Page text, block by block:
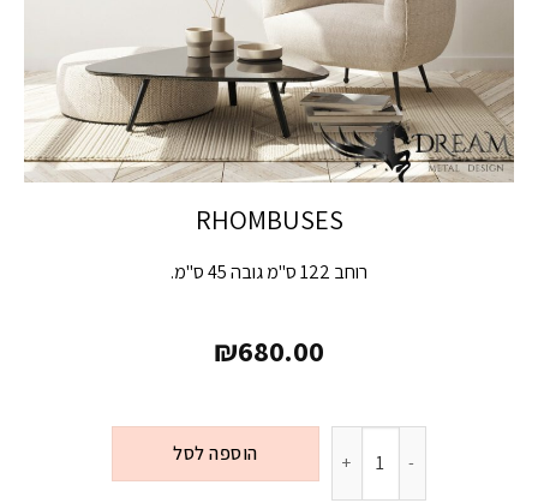
RHOMBUSES
רוחב 122 ס"מ גובה 45 ס"מ.
₪680.00
הוספה לסל